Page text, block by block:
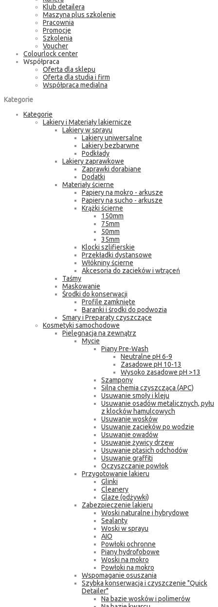
Klub detailera
Maszyna plus szkolenie
Pracownia
Promocje
Szkolenia
Voucher
Colourlock center
Współpraca
Oferta dla sklepu
Oferta dla studia i firm
Współpraca medialna
Kategorie
Kategorie
Lakiery i Materiały lakiernicze
Lakiery w sprayu
Lakiery uniwersalne
Lakiery bezbarwne
Podkłady
Lakiery zaprawkowe
Zaprawki dorabiane
Dodatki
Materiały ścierne
Papiery na mokro - arkusze
Papiery na sucho - arkusze
Krążki ścierne
150mm
75mm
50mm
35mm
Klocki szlifierskie
Przekładki dystansowe
Włókniny ścierne
Akcesoria do zacieków i wtrąceń
Taśmy
Maskowanie
Środki do konserwacji
Profile zamknięte
Baranki i środki do podwozia
Smary i Preparaty czyszczące
Kosmetyki samochodowe
Pielęgnacja na zewnątrz
Mycie
Piany Pre-Wash
Neutralne pH 6-9
Zasadowe pH 10-13
Wysoko zasadowe pH >13
Szampony
Silna chemia czyszcząca (APC)
Usuwanie smoły i kleju
Usuwanie osadów metalicznych, pyłu
z klocków hamulcowych
Usuwanie wosków
Usuwanie zacieków po wodzie
Usuwanie owadów
Usuwanie żywicy drzew
Usuwanie ptasich odchodów
Usuwanie graffiti
Oczyszczanie powłok
Przygotowanie lakieru
Glinki
Cleanery
Glaze (odżywki)
Zabezpieczenie lakieru
Woski naturalne i hybrydowe
Sealanty
Woski w sprayu
AIO
Powłoki ochronne
Piany hydrofobowe
Woski na mokro
Powłoki na mokro
Wspomaganie osuszania
Szybka konserwacja i czyszczenie "Quick
Detailer"
Na bazie wosków i polimerów